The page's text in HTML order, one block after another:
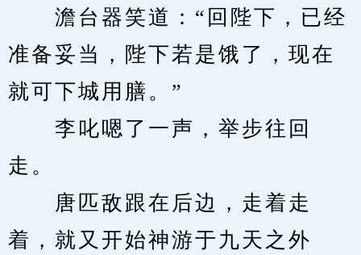
澹台器笑道：“回陛下，已经
准备妥当，陛下若是饿了，现在
就可下城用膳。”
李叱嗯了一声，举步往回
走。
唐匹敌跟在后边，走着走
着，就又开始神游于九天之外